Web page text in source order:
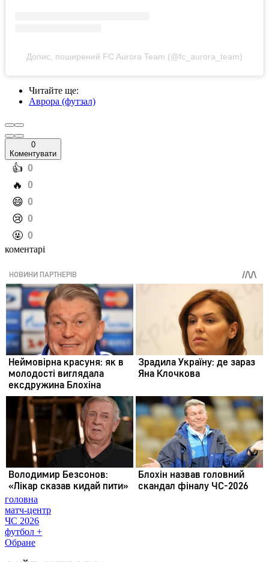
Допис, поширений FC Aurora Team (@fc_aurora_team)
Читайте ще:
Аврора (футзал)
0
Коментувати
️👍 0
️🔥 0
️😄 0
️😢 0
️🤬 0
коментарі
головна
матч-центр
ЧС 2026
футбол +
Обране